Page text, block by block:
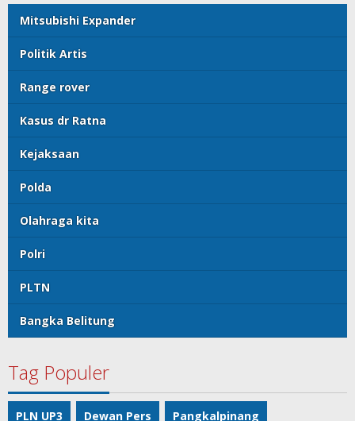
Mitsubishi Expander
Politik Artis
Range rover
Kasus dr Ratna
Kejaksaan
Polda
Olahraga kita
Polri
PLTN
Bangka Belitung
Tag Populer
PLN UP3 Dewan Pers Pangkalpinang